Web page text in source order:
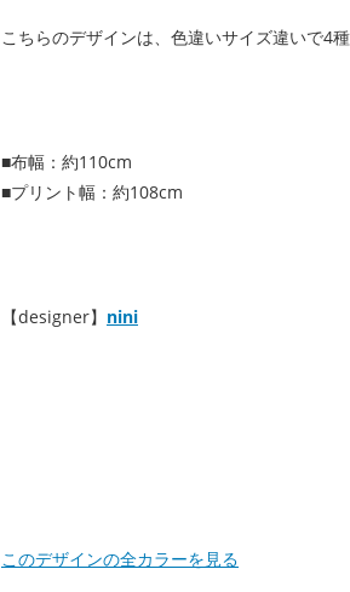
こちらのデザインは、色違いサイズ違いで4種
■布幅：約110cm
■プリント幅：約108cm
【designer】 nini
このデザインの全カラーを見る